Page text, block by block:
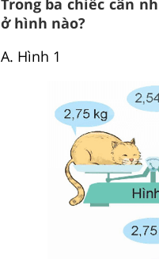
ở hình nào?
A. Hình 1